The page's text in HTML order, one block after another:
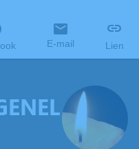
E-mail Lien